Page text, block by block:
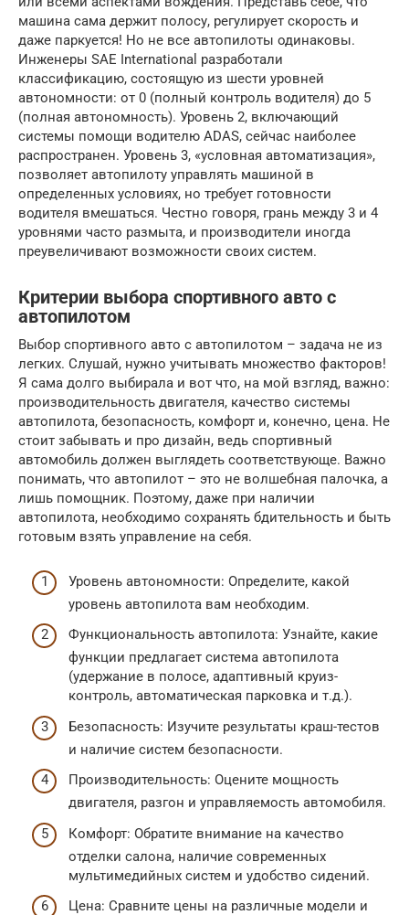
машина сама держит полосу, регулирует скорость и
даже паркуется! Но не все автопилоты одинаковы.
Инженеры SAE International разработали
классификацию, состоящую из шести уровней
автономности: от 0 (полный контроль водителя) до 5
(полная автономность). Уровень 2, включающий
системы помощи водителю ADAS, сейчас наиболее
распространен. Уровень 3, «условная автоматизация»,
позволяет автопилоту управлять машиной в
определенных условиях, но требует готовности
водителя вмешаться. Честно говоря, грань между 3 и 4
уровнями часто размыта, и производители иногда
преувеличивают возможности своих систем.
Критерии выбора спортивного авто с
автопилотом
Выбор спортивного авто с автопилотом – задача не из
легких. Слушай, нужно учитывать множество факторов!
Я сама долго выбирала и вот что, на мой взгляд, важно:
производительность двигателя, качество системы
автопилота, безопасность, комфорт и, конечно, цена. Не
стоит забывать и про дизайн, ведь спортивный
автомобиль должен выглядеть соответствующе. Важно
понимать, что автопилот – это не волшебная палочка, а
лишь помощник. Поэтому, даже при наличии
автопилота, необходимо сохранять бдительность и быть
готовым взять управление на себя.
Уровень автономности: Определите, какой
уровень автопилота вам необходим.
Функциональность автопилота: Узнайте, какие
функции предлагает система автопилота
(удержание в полосе, адаптивный круиз-
контроль, автоматическая парковка и т.д.).
Безопасность: Изучите результаты краш-тестов
и наличие систем безопасности.
Производительность: Оцените мощность
двигателя, разгон и управляемость автомобиля.
Комфорт: Обратите внимание на качество
отделки салона, наличие современных
мультимедийных систем и удобство сидений.
Цена: Сравните цены на различные модели и